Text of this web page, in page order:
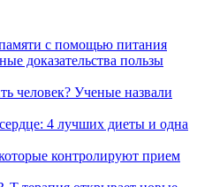
с помощью питания
доказательства пользы
человек? Ученые назвали
4 лучших диеты и одна
контролируют прием